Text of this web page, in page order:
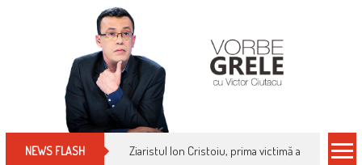
NEWS FLASH Ziaristul Ion Cristoiu, prima victimă a noi